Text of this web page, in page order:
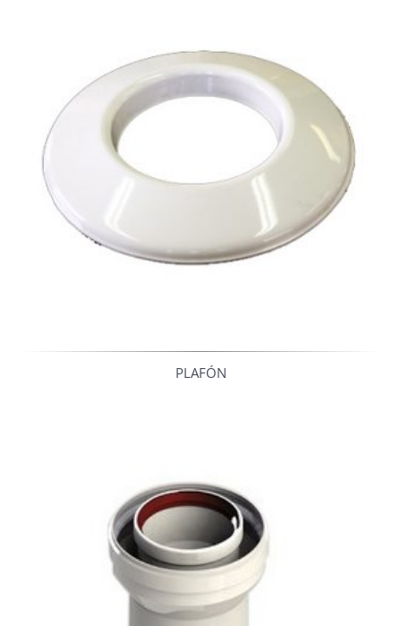
PLAFÓN